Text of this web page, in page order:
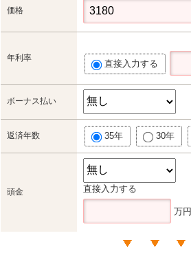
価格
年利率
直接入力する
ボーナス払い
返済年数 35年 30年
頭金 直接入力する
万円